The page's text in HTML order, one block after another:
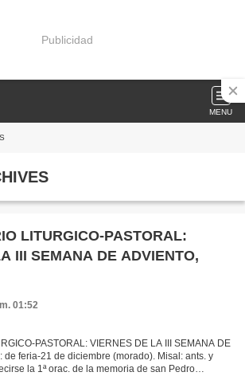
Publicidad
MENU
LITURGICO-PASTORAL:
III SEMANA DE ADVIENTO,
01:52
PASTORAL: VIERNES DE LA III SEMANA DE
de feria-21 de diciembre (morado). Misal: ants. y
la 1ª orac. de la memoria de san Pedro